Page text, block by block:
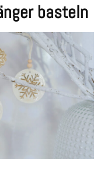
basteln